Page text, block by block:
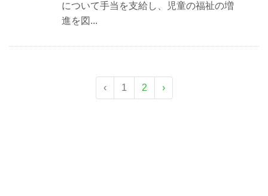
について手当を支給し、児童の福祉の増
進を図...
‹ 1 2 ›